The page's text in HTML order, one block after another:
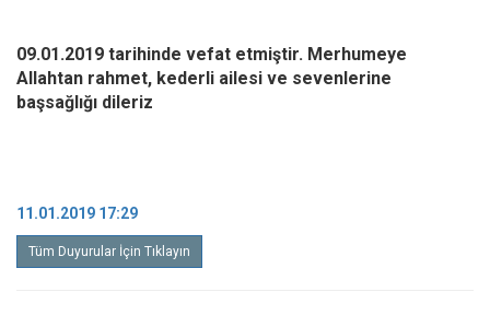
09.01.2019 tarihinde vefat etmiştir. Merhumeye
Allahtan rahmet, kederli ailesi ve sevenlerine
başsağlığı dileriz
11.01.2019 17:29
Tüm Duyurular İçin Tıklayın